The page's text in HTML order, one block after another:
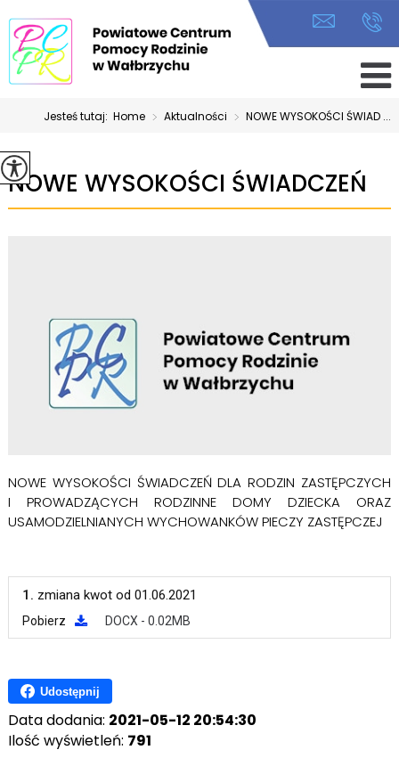
Jesteś tutaj:Home > Aktualności > NOWE WYSOKOŚCI ŚWIAD ...
NOWE WYSOKOŚCI ŚWIADCZEŃ
NOWE WYSOKOŚCI ŚWIADCZEŃ DLA RODZIN ZASTĘPCZYCH
I PROWADZĄCYCH RODZINNE DOMY DZIECKA ORAZ
USAMODZIELNIANYCH WYCHOWANKÓW PIECZY ZASTĘPCZEJ
1. zmiana kwot od 01.06.2021
Pobierz DOCX - 0.02MB
Udostępnij
Data dodania: 2021-05-12 20:54:30
Ilość wyświetleń: 791